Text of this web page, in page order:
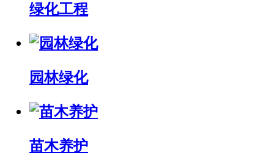
绿化工程
园林绿化
苗木养护